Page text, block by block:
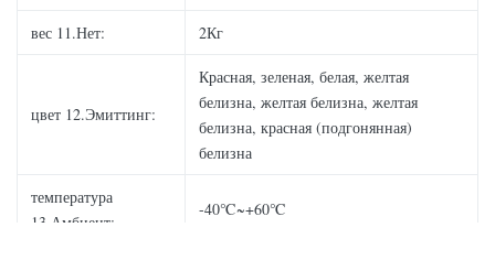
вес 11.Нет: 2Кг
цвет 12.Эмиттинг:
Красная, зеленая, белая, желтая
белизна, желтая белизна, желтая
белизна, красная (подгонянная)
белизна
температура
13.Амбиент:
-40℃~+60℃